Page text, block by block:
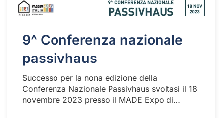
9^ Conferenza nazionale
passivhaus
Successo per la nona edizione della
Conferenza Nazionale Passivhaus svoltasi il 18
novembre 2023 presso il MADE Expo di…